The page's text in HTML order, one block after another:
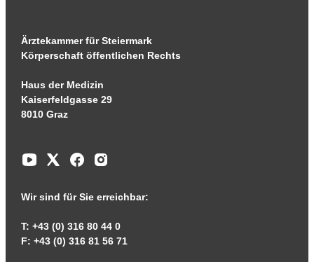
Ärztekammer für Steiermark
Körperschaft öffentlichen Rechts
Haus der Medizin
Kaiserfeldgasse 29
8010 Graz
Wir sind für Sie erreichbar:
T: +43 (0) 316 80 44 0
F: +43 (0) 316 81 56 71